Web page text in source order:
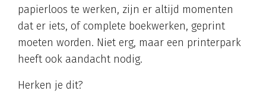
papierloos te werken, zijn er altijd momenten
dat er iets, of complete boekwerken, geprint
moeten worden. Niet erg, maar een printerpark
heeft ook aandacht nodig.
Herken je dit?